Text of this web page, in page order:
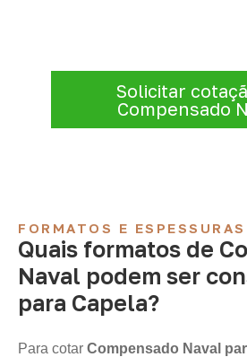
Solicitar
Compensado
FORMATOS E ESPESSURAS
Quais formatos de
Naval podem ser
para Capela?
Para cotar Compensado Naval